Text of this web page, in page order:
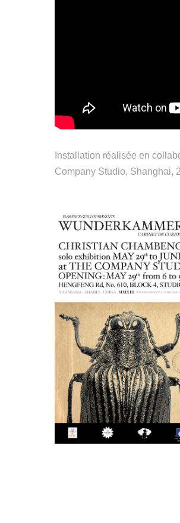
Installation réalisée en
Company Studio, Shanghai,